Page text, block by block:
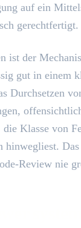
auf ein
gerechtfertigt.
ist der
gut in einem
Durchsetzen
Klasse von
hinwegliest. Das
Review nie